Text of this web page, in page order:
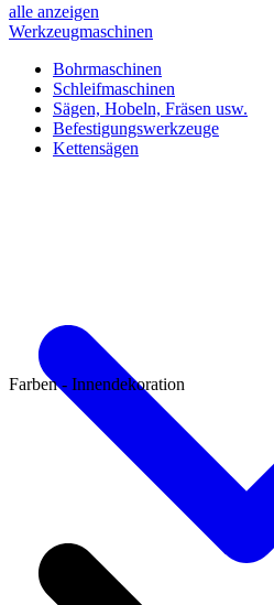
alle anzeigen
Werkzeugmaschinen
Bohrmaschinen
Schleifmaschinen
Sägen, Hobeln, Fräsen usw.
Befestigungswerkzeuge
Kettensägen
Farben - Innendekoration